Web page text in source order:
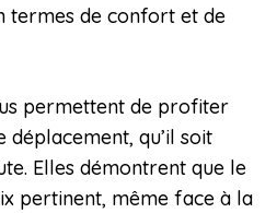
termes de confort et de
permettent de profiter
déplacement, qu’il soit
Elles démontrent que le
pertinent, même face à la